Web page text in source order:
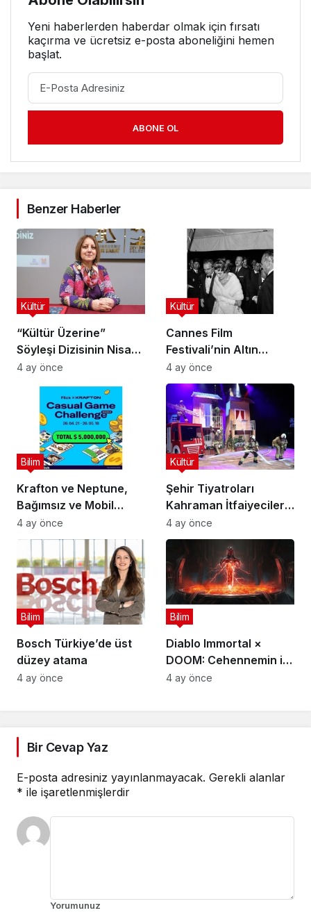
Yeni haberlerden haberdar olmak için fırsatı
kaçırma ve ücretsiz e-posta aboneliğini hemen
başlat.
ABONE OL
Benzer Haberler
“Kültür Üzerine”
Söyleşi Dizisinin Nisan
Ayı Konuğu Doç. Dr.
Gökçe Dervişoğlu
Okandan Oldu!
Kültür
4 ay önce
Cannes Film
Festivali’nin Altın
Çağını Mercek Altına
Alıyor
Kültür
4 ay önce
Krafton ve Neptune,
Bağımsız ve Mobil
Oyun Geliştiricileri İçin
5 Milyon Dolarlık
Küresel Oyun
Yarışmasını Başlattı
Bilim
4 ay önce
Şehir Tiyatroları
Kahraman İtfaiyecilerin
Hikayesini “İtfaiyecinin
Sırrı” Oyunuyla
Anlatıyor
Kültür
4 ay önce
Bosch Türkiye’de üst
düzey atama
Bilim
4 ay önce
Diablo Immortal ×
DOOM: Cehennemin iki
efsanevi vizyonu
Bilim
4 ay önce
Bir Cevap Yaz
E-posta adresiniz yayınlanmayacak. Gerekli alanlar
* ile işaretlenmişlerdir
Yorumunuz